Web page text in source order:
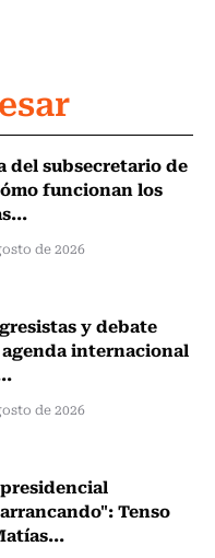
del subsecretario de
funcionan los
de 2026
y debate
internacional
de 2026
Tenso